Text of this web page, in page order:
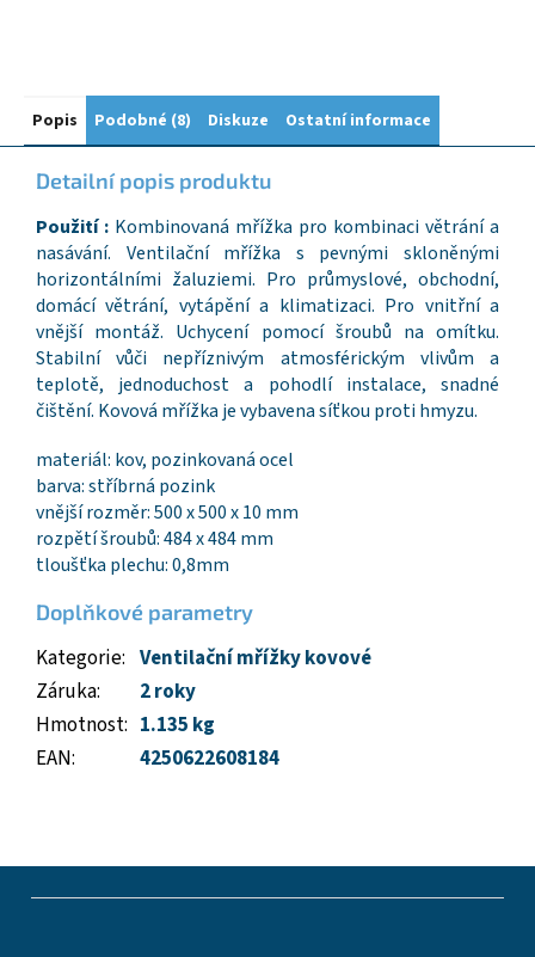
Popis Podobné (8) Diskuze Ostatní informace
Detailní popis produktu
Použití : Kombinovaná mřížka pro kombinaci větrání a
nasávání. Ventilační mřížka s pevnými skloněnými
horizontálními žaluziemi. Pro průmyslové, obchodní,
domácí větrání, vytápění a klimatizaci. Pro vnitřní a
vnější montáž. Uchycení pomocí šroubů na omítku.
Stabilní vůči nepříznivým atmosférickým vlivům a
teplotě, jednoduchost a pohodlí instalace, snadné
čištění. Kovová mřížka je vybavena síťkou proti hmyzu.
materiál: kov, pozinkovaná ocel
barva: stříbrná pozink
vnější rozměr: 500 x 500 x 10 mm
rozpětí šroubů: 484 x 484 mm
tloušťka plechu: 0,8mm
Doplňkové parametry
Kategorie: Ventilační mřížky kovové
Záruka:
2 roky
Hmotnost: 1.135 kg
EAN: 4250622608184